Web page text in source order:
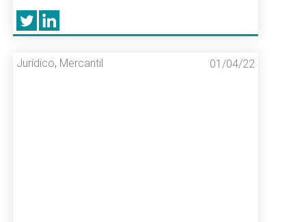
Jurídico, Mercantil 01/04/22